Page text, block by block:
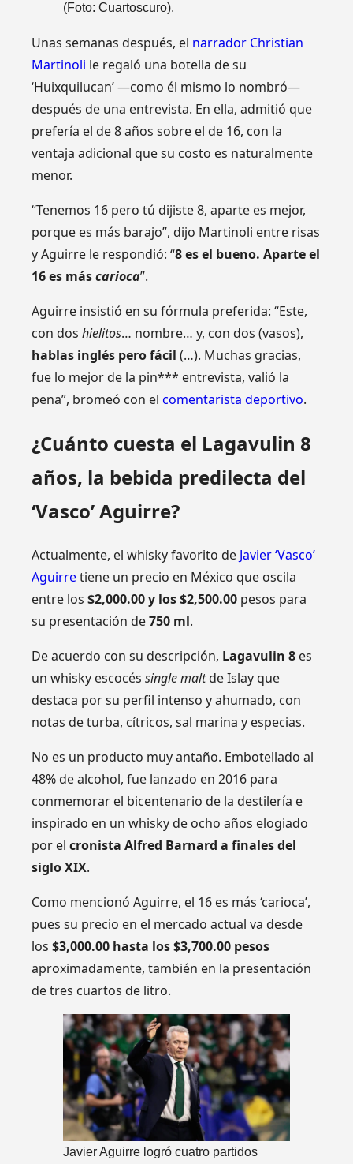
(Foto: Cuartoscuro).
Unas semanas después, el narrador Christian
Martinoli le regaló una botella de su
‘Huixquilucan’ —como él mismo lo nombró—
después de una entrevista. En ella, admitió que
prefería el de 8 años sobre el de 16, con la
ventaja adicional que su costo es naturalmente
menor.
“Tenemos 16 pero tú dijiste 8, aparte es mejor,
porque es más barajo”, dijo Martinoli entre risas
y Aguirre le respondió: “8 es el bueno. Aparte el
16 es máscarioca”.
Aguirre insistió en su fórmula preferida: “Este,
con doshielitos… nombre… y, con dos (vasos),
hablas inglés pero fácil(…). Muchas gracias,
fue lo mejor de la pin*** entrevista, valió la
pena”, bromeó con elcomentarista deportivo.
¿Cuánto cuesta el Lagavulin 8
años, la bebida predilecta del
‘Vasco’ Aguirre?
Actualmente, el whisky favorito de Javier ‘Vasco’
Aguirretiene un precio en México que oscila
entre los$2,000.00 y los $2,500.00 pesos para
su presentación de750 ml.
De acuerdo con su descripción, Lagavulin 8 es
un whisky escocéssingle maltde Islay que
destaca por su perfil intenso y ahumado, con
notas de turba, cítricos, sal marina y especias.
No es un producto muy antaño. Embotellado al
48% de alcohol, fue lanzado en 2016 para
conmemorar el bicentenario de la destilería e
inspirado en un whisky de ocho años elogiado
por elcronista Alfred Barnard a finales del
siglo XIX.
Como mencionó Aguirre, el 16 es más ‘carioca’,
pues su precio en el mercado actual va desde
los$3,000.00 hasta los $3,700.00 pesos
aproximadamente, también en la presentación
de tres cuartos de litro.
Javier Aguirre logró cuatro partidos